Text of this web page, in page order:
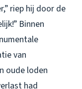
riep hij door de
Binnen
van
oude loden
had